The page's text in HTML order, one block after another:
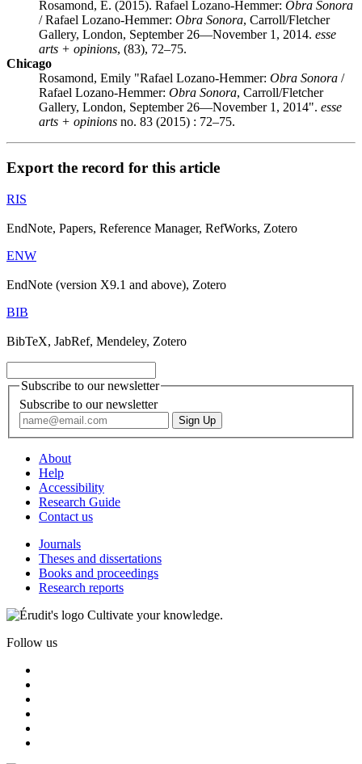
Rosamond, E. (2015). Rafael Lozano-Hemmer: Obra Sonora
/ Rafael Lozano-Hemmer: Obra Sonora, Carroll/Fletcher
Gallery, London, September 26—November 1, 2014. esse
arts + opinions, (83), 72–75.
Chicago
Rosamond, Emily "Rafael Lozano-Hemmer: Obra Sonora /
Rafael Lozano-Hemmer: Obra Sonora, Carroll/Fletcher
Gallery, London, September 26—November 1, 2014". esse
arts + opinions no. 83 (2015) : 72–75.
Export the record for this article
RIS
EndNote, Papers, Reference Manager, RefWorks, Zotero
ENW
EndNote (version X9.1 and above), Zotero
BIB
BibTeX, JabRef, Mendeley, Zotero
Subscribe to our newsletter
Subscribe to our newsletter
About
Help
Accessibility
Research Guide
Contact us
Journals
Theses and dissertations
Books and proceedings
Research reports
Cultivate your knowledge.
Follow us